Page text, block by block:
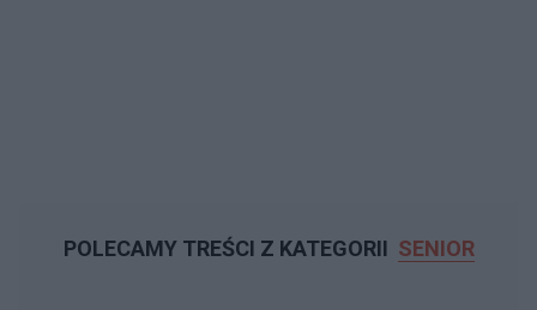
POLECAMY TREŚCI Z KATEGORII SENIOR